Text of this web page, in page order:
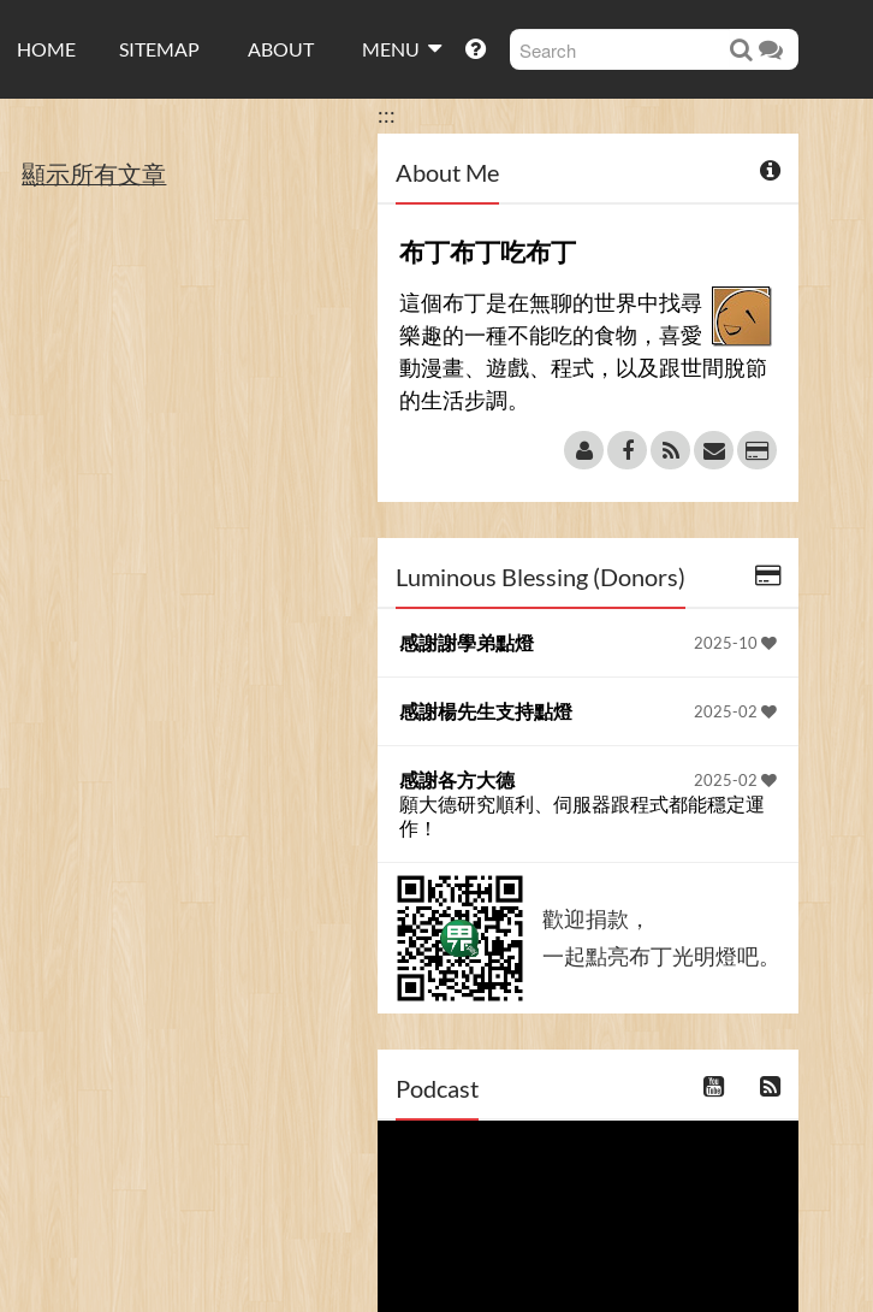
HOME SITEMAP ABOUT MENU
顯示所有文章
:::
About Me
布丁布丁吃布丁
這個布丁是在無聊的世界中找尋
樂趣的一種不能吃的食物，喜愛
動漫畫、遊戲、程式，以及跟世間脫節
的生活步調。
Luminous Blessing (Donors)
2025-10
感謝謝學弟點燈
2025-02
感謝楊先生支持點燈
2025-02
感謝各方大德
願大德研究順利、伺服器跟程式都能穩定運
作！
歡迎捐款，
一起點亮布丁光明燈吧。
Podcast